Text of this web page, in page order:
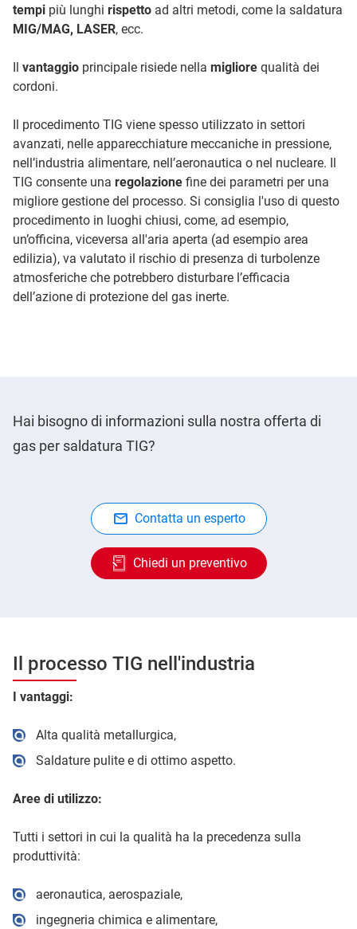
tempi più lunghi rispetto ad altri metodi, come la saldatura
MIG/MAG, LASER, ecc.
Il vantaggio principale risiede nella migliore qualità dei
cordoni.
Il procedimento TIG viene spesso utilizzato in settori
avanzati, nelle apparecchiature meccaniche in pressione,
nell’industria alimentare, nell’aeronautica o nel nucleare. Il
TIG consente una regolazione fine dei parametri per una
migliore gestione del processo. Si consiglia l'uso di questo
procedimento in luoghi chiusi, come, ad esempio,
un’officina, viceversa all'aria aperta (ad esempio area
edilizia), va valutato il rischio di presenza di turbolenze
atmosferiche che potrebbero disturbare l’efficacia
dell’azione di protezione del gas inerte.
Hai bisogno di informazioni sulla nostra offerta di
gas per saldatura TIG?
Contatta un esperto
Chiedi un preventivo
Il processo TIG nell'industria
I vantaggi:
Alta qualità metallurgica,
Saldature pulite e di ottimo aspetto.
Aree di utilizzo:
Tutti i settori in cui la qualità ha la precedenza sulla
produttività:
aeronautica, aerospaziale,
ingegneria chimica e alimentare,